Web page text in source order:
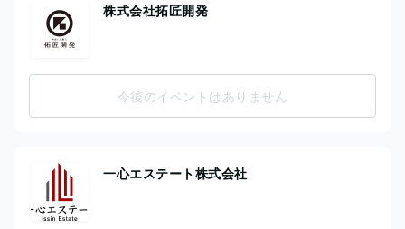
株式会社拓匠開発
今後のイベントはありません
一心エステート株式会社